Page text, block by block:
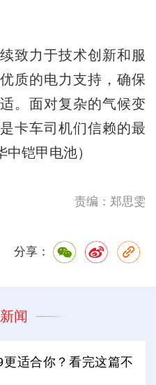
力于技术创新和服
质的电力支持，确保
。面对复杂的气候变
卡车司机们信赖的最
铠甲电池）
责编：郑思雯
分享：
闻
适合你？看完这篇不